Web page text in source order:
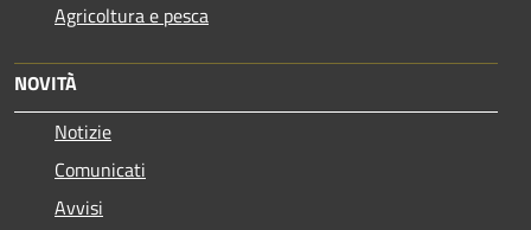
Agricoltura e pesca
NOVITÀ
Notizie
Comunicati
Avvisi